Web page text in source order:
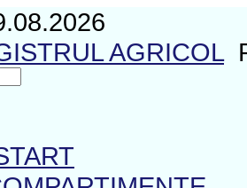
AGRICOL